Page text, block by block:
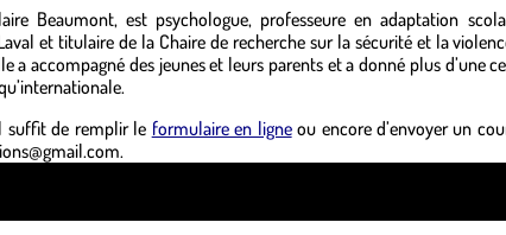
Beaumont, est psychologue, professeure en adaptation
et titulaire de la Chaire de recherche sur la sécurité et la
a accompagné des jeunes et leurs parents et a donné plus d’une
suffit de remplir le formulaire en ligneou encore d’envoyer un